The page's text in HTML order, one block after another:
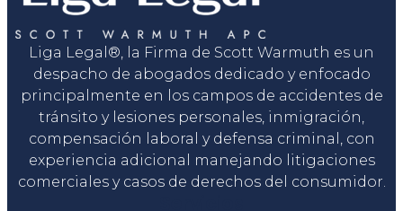
Liga Legal®, la Firma de Scott Warmuth es un
despacho de abogados dedicado y enfocado
principalmente en los campos de accidentes de
tránsito y lesiones personales, inmigración,
compensación laboral y defensa criminal, con
experiencia adicional manejando litigaciones
comerciales y casos de derechos del consumidor.